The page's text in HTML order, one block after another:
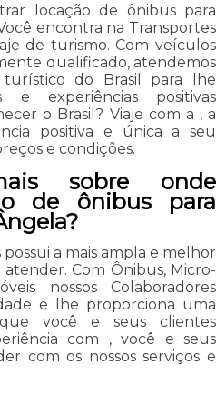
locação de ônibus para
encontra na Transportes
de turismo. Com veículos
qualificado, atendemos
turístico do Brasil para lhe
e experiências positivas
o Brasil? Viaje com a , a
positiva e única a seu
e condições.
sobre onde
de ônibus para
a mais ampla e melhor
Com Ônibus, Micro-
nossos Colaboradores
e lhe proporciona uma
você e seus clientes
com , você e seus
com os nossos serviços e